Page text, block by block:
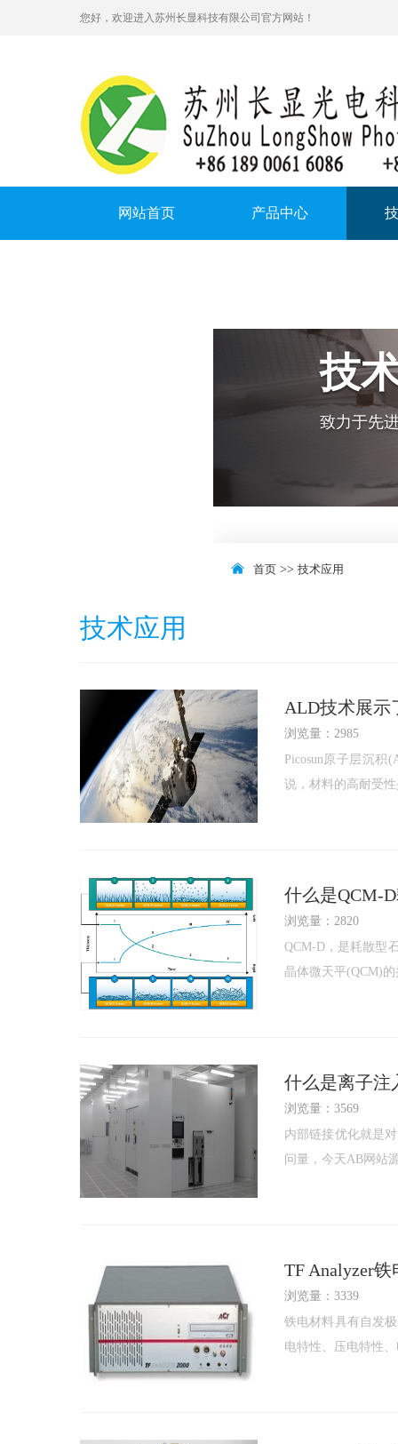
您好，欢迎进入苏州长显科技有限公司官方网站！
网站首页 产品中心
技
致力于先
首页 >> 技术应用
技术应用
ALD技术展示
浏览量：2985
Picosun原子层沉
说，材料的高耐受性
什么是QCM-
浏览量：2820
QCM-D，是耗散型
晶体微天平(QCM)的
什么是离子注
浏览量：3569
内部链接优化就是
问量，今天AB网站
TF Analyzer
浏览量：3339
铁电材料具有自发
电特性、压电特性